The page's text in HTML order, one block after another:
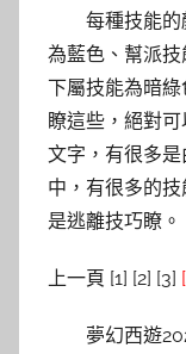
每種技能
為藍色、幫派技
下屬技能為暗
瞭這些，絕對
文字，有很多
中，有很多的
是逃離技巧瞭。
上一頁 [1] [2] [3]
夢幻西遊